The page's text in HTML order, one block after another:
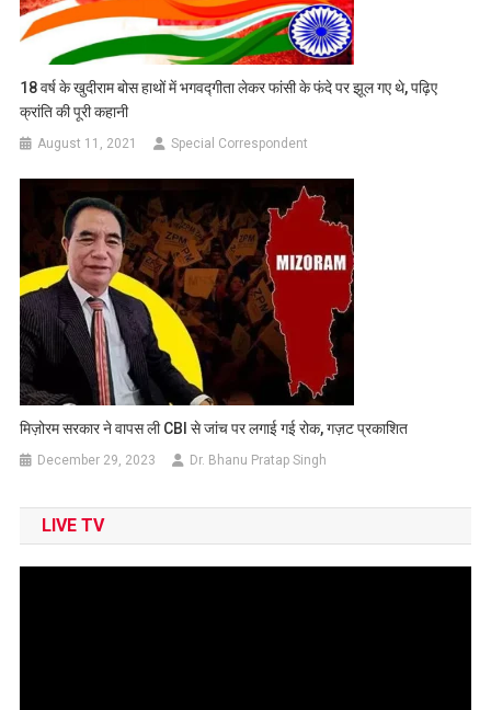
18 वर्ष के खुदीराम बोस हाथों में भगवद्गीता लेकर फांसी के फंदे पर झूल गए थे, पढ़िए
क्रांति की पूरी कहानी
August 11, 2021 Special Correspondent
मिज़ोरम सरकार ने वापस ली CBI से जांच पर लगाई गई रोक, गज़ट प्रकाशित
December 29, 2023 Dr. Bhanu Pratap Singh
LIVE TV